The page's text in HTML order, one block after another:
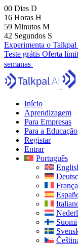
00 Dias D
16 Horas H
59 Minutos M
40 Segundos S
Experimenta o
Teste grátis Oferta
semanas
Início
Aprendizagem
Para Empresas
Para a Educação
Registar
Entrar
Português
Suomi